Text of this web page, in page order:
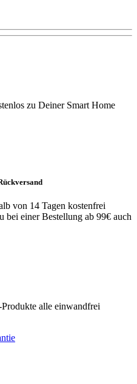
zu Deiner Smart Home
von 14 Tagen kostenfrei
bei einer Bestellung ab 99€ auch
alle einwandfrei